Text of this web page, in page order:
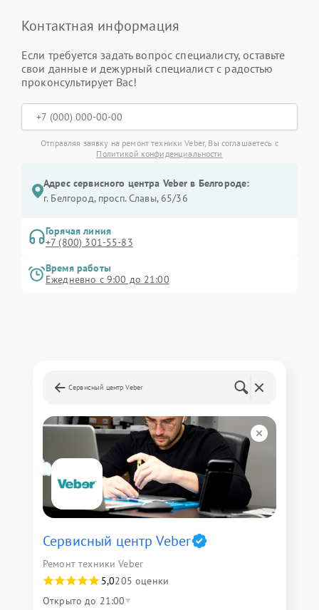
Контактная информация
Если требуется задать вопрос специалисту, оставьте
свои данные и дежурный специалист с радостью
проконсультирует Вас!
Отправляя заявку на ремонт техники Veber, Вы соглашаетесь с
Политикой конфиденциальности
Адрес сервисного центра Veber в Белгороде:
г. Белгород, просп. Славы, 65/36
Горячая линия
+7 (800) 301-55-83
Время работы
Ежедневно с 9:00 до 21:00
Сервисный центр Veber
Сервисный центр Veber
Ремонт техники Veber
5,0205 оценки
Открыто до 21:00